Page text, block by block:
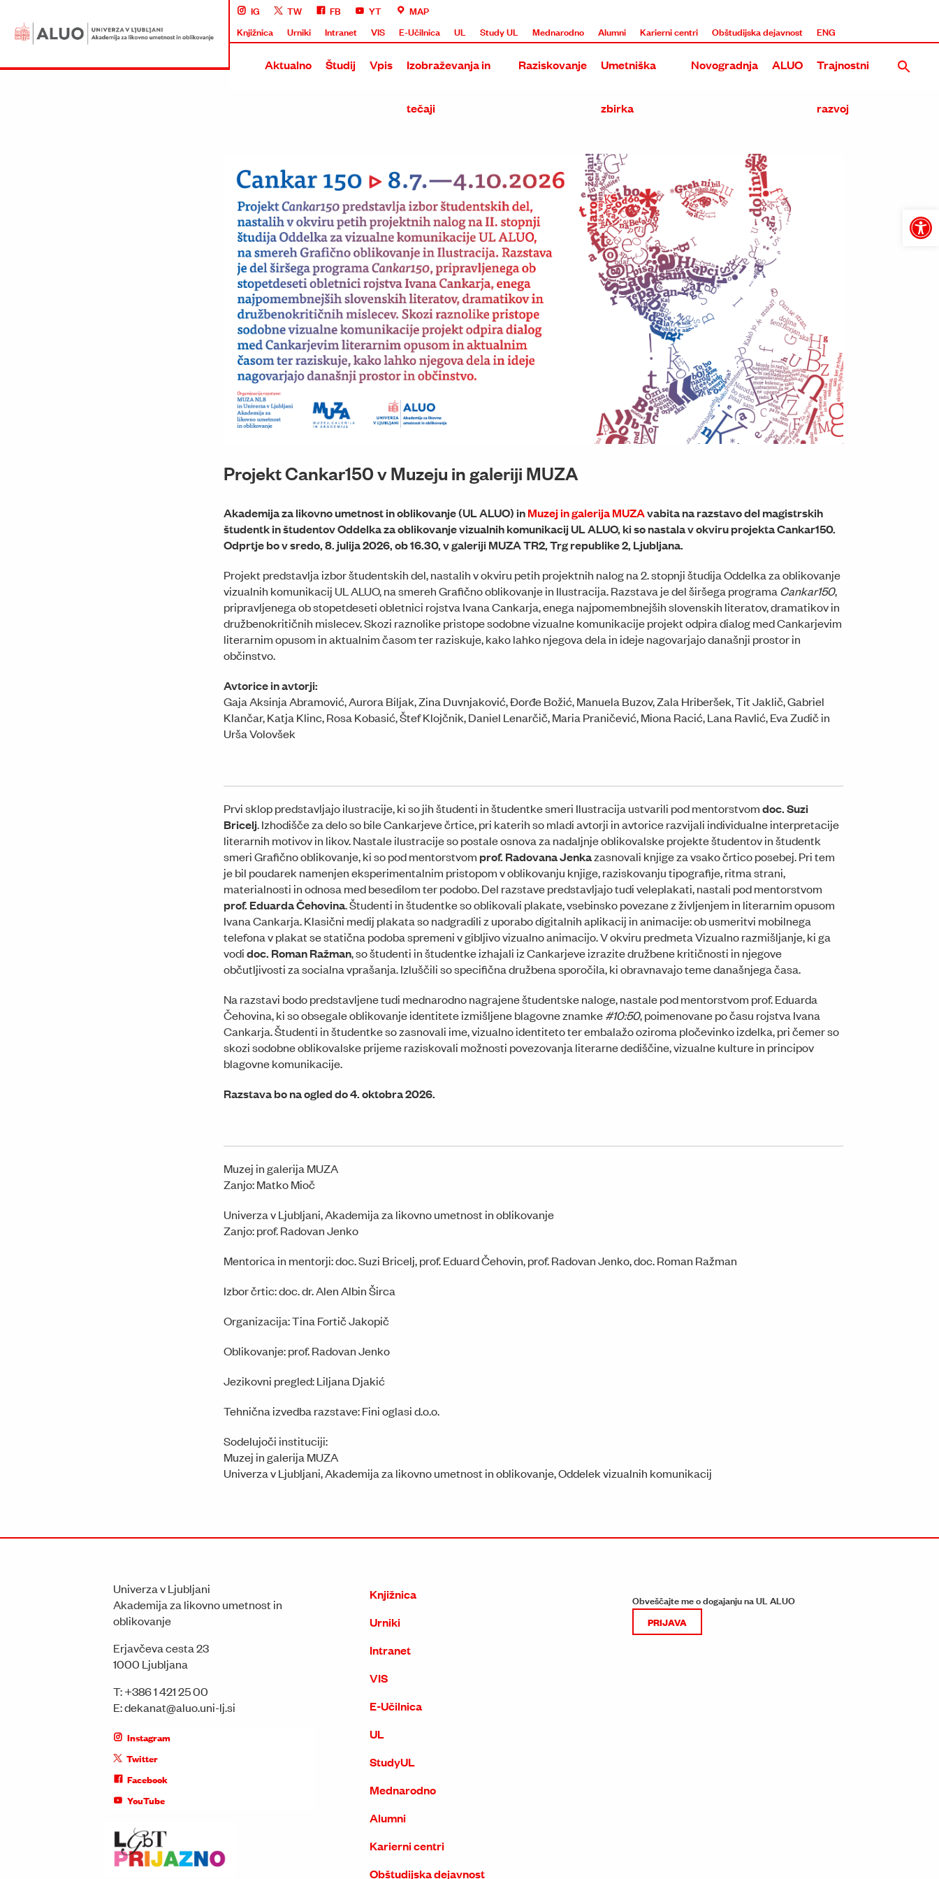
Open
IG TW FB YT
MAP
Knjižnica
Urniki Intranet VIS E-Učilnica UL Study UL Mednarodno Alumni Karierni centri Obštudijska dejavnost ENG
Aktualno Študij Vpis Izobraževanja in
tečaji
Raziskovanje Umetniška
zbirka
Novogradnja
Nova stavba UL ALUO na Roški
Rekonstrukcija in dozidava obstoječega objekta ALUO
Tri umetniške akademije na Roški
Skupna stavba treh umetniških akademij na Metelkovi
Prenova in širitev Akademije na Erjavčevi in Dolenjski
Dozidava in nadzidava ALU na Erjavčevi cesti
Umetniški paviljon na Erjavčevi cesti za Akademijo
ALUO Trajnostni
razvoj
Projekt Cankar150 v Muzeju in galeriji MUZA
Akademija za likovno umetnost in oblikovanje (UL ALUO) inMuzej in galerija MUZAvabita na razstavo del magistrskih
študentk in študentov Oddelka za oblikovanje vizualnih komunikacij UL ALUO, ki so nastala v okviru projekta Cankar150.
Odprtje bo v sredo, 8. julija 2026, ob 16.30, v galeriji MUZA TR2, Trg republike 2, Ljubljana.
Projekt predstavlja izbor študentskih del, nastalih v okviru petih projektnih nalog na 2. stopnji študija Oddelka za oblikovanje
vizualnih komunikacij UL ALUO, na smereh Grafično oblikovanje in Ilustracija. Razstava je del širšega programa Cankar150,
pripravljenega ob stopetdeseti obletnici rojstva Ivana Cankarja, enega najpomembnejših slovenskih literatov, dramatikov in
družbenokritičnih mislecev. Skozi raznolike pristope sodobne vizualne komunikacije projekt odpira dialog med Cankarjevim
literarnim opusom in aktualnim časom ter raziskuje, kako lahko njegova dela in ideje nagovarjajo današnji prostor in
občinstvo.
Avtorice in avtorji:
Gaja Aksinja Abramović, Aurora Biljak, Zina Duvnjaković, Đorđe Božić, Manuela Buzov, Zala Hriberšek, Tit Jaklič, Gabriel
Klančar, Katja Klinc, Rosa Kobasić, Štef Klojčnik, Daniel Lenarčič, Maria Praničević, Miona Racić, Lana Ravlić, Eva Zudič in
Urša Volovšek
Prvi sklop predstavljajo ilustracije, ki so jih študenti in študentke smeri Ilustracija ustvarili pod mentorstvomdoc. Suzi
Bricelj. Izhodišče za delo so bile Cankarjeve črtice, pri katerih so mladi avtorji in avtorice razvijali individualne interpretacije
literarnih motivov in likov. Nastale ilustracije so postale osnova za nadaljnje oblikovalske projekte študentov in študentk
smeri Grafično oblikovanje, ki so pod mentorstvom prof. Radovana Jenkazasnovali knjige za vsako črtico posebej. Pri tem
je bil poudarek namenjen eksperimentalnim pristopom v oblikovanju knjige, raziskovanju tipografije, ritma strani,
materialnosti in odnosa med besedilom ter podobo. Del razstave predstavljajo tudi veleplakati, nastali pod mentorstvom
prof. Eduarda Čehovina. Študenti in študentke so oblikovali plakate, vsebinsko povezane z življenjem in literarnim opusom
Ivana Cankarja. Klasični medij plakata so nadgradili z uporabo digitalnih aplikacij in animacije: ob usmeritvi mobilnega
telefona v plakat se statična podoba spremeni v gibljivo vizualno animacijo. V okviru predmeta Vizualno razmišljanje, ki ga
vodidoc. Roman Ražman, so študenti in študentke izhajali iz Cankarjeve izrazite družbene kritičnosti in njegove
občutljivosti za socialna vprašanja. Izluščili so specifična družbena sporočila, ki obravnavajo teme današnjega časa.
Na razstavi bodo predstavljene tudi mednarodno nagrajene študentske naloge, nastale pod mentorstvom prof. Eduarda
Čehovina, ki so obsegale oblikovanje identitete izmišljene blagovne znamke#10:50, poimenovane po času rojstva Ivana
Cankarja. Študenti in študentke so zasnovali ime, vizualno identiteto ter embalažo oziroma pločevinko izdelka, pri čemer so
skozi sodobne oblikovalske prijeme raziskovali možnosti povezovanja literarne dediščine, vizualne kulture in principov
blagovne komunikacije.
Razstava bo na ogled do 4. oktobra 2026.
Muzej in galerija MUZA
Zanjo: Matko Mioč
Univerza v Ljubljani, Akademija za likovno umetnost in oblikovanje
Zanjo: prof. Radovan Jenko
Mentorica in mentorji: doc. Suzi Bricelj, prof. Eduard Čehovin, prof. Radovan Jenko, doc. Roman Ražman
Izbor črtic: doc. dr. Alen Albin Širca
Organizacija: Tina Fortič Jakopič
Oblikovanje: prof. Radovan Jenko
Jezikovni pregled: Liljana Djakić
Tehnična izvedba razstave: Fini oglasi d.o.o.
Sodelujoči instituciji:
Muzej in galerija MUZA
Univerza v Ljubljani, Akademija za likovno umetnost in oblikovanje, Oddelek vizualnih komunikacij
Univerza v Ljubljani
Akademija za likovno umetnost in
oblikovanje
Erjavčeva cesta 23
1000 Ljubljana
T:+386 1 421 25 00
E:dekanat@aluo.uni-lj.si
Instagram
Twitter
Facebook
YouTube
Knjižnica
Urniki
Intranet
VIS
E-Učilnica
UL
StudyUL
Mednarodno
Alumni
Karierni centri
Obštudijska dejavnost
Obveščajte me o dogajanju na UL ALUO
PRIJAVA